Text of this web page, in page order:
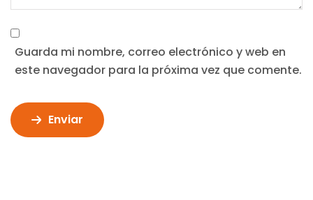
Guarda mi nombre, correo electrónico y web en
este navegador para la próxima vez que comente.
Enviar